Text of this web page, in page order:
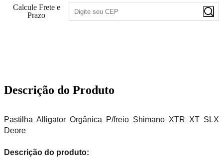
Calcule Frete e
Prazo
Descrição do Produto
Pastilha Alligator Orgânica P/freio Shimano XTR XT SLX
Deore
Descrição do produto: